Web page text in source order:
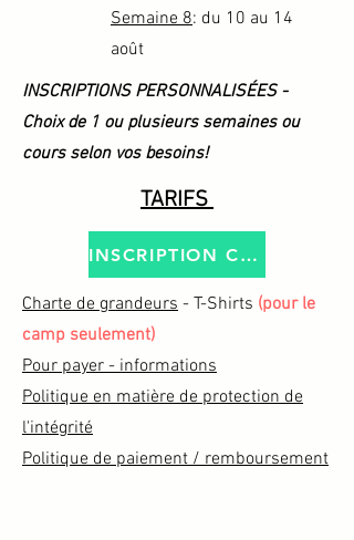
Semaine 8: du 10 au 14
août
INSCRIPTIONS PERSONNALISÉES -
Choix de 1 ou plusieurs semaines ou
cours selon vos besoins!
TARIFS
INSCRIPTION CAMP!
Charte de grandeurs - T-Shirts (pour le
camp seulement)
Pour payer - informations
Politique en matière de protection de
l'intégrité
Politique de paiement / remboursement